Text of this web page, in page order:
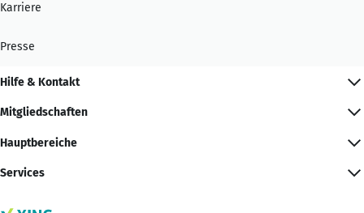
Karriere
Presse
Hilfe & Kontakt
Mitgliedschaften
Hauptbereiche
Services